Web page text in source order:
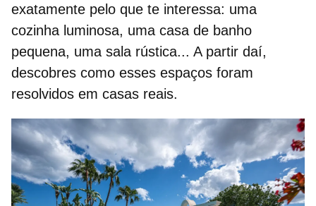
exatamente pelo que te interessa: uma
cozinha luminosa, uma casa de banho
pequena, uma sala rústica... A partir daí,
descobres como esses espaços foram
resolvidos em casas reais.